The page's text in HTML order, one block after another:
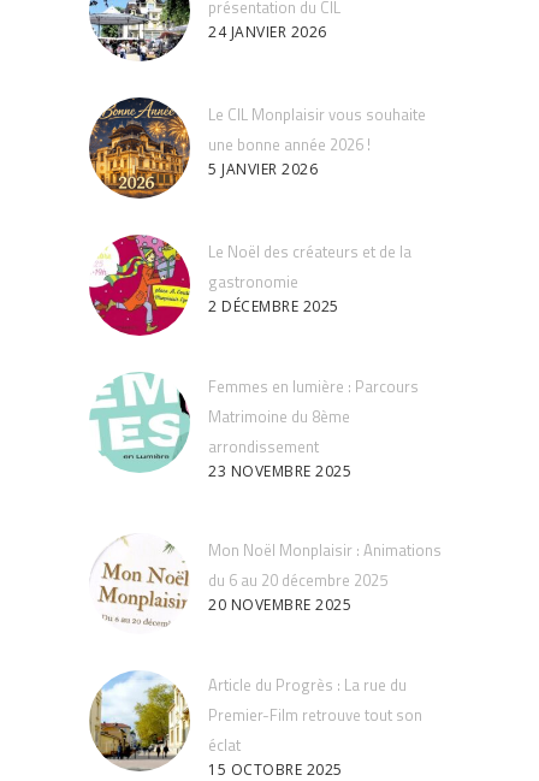
présentation du CIL
24 JANVIER 2026
Le CIL Monplaisir vous souhaite
une bonne année 2026 !
5 JANVIER 2026
Le Noël des créateurs et de la
gastronomie
2 DÉCEMBRE 2025
Femmes en lumière : Parcours
Matrimoine du 8ème
arrondissement
23 NOVEMBRE 2025
Mon Noël Monplaisir : Animations
du 6 au 20 décembre 2025
20 NOVEMBRE 2025
Article du Progrès : La rue du
Premier-Film retrouve tout son
éclat
15 OCTOBRE 2025